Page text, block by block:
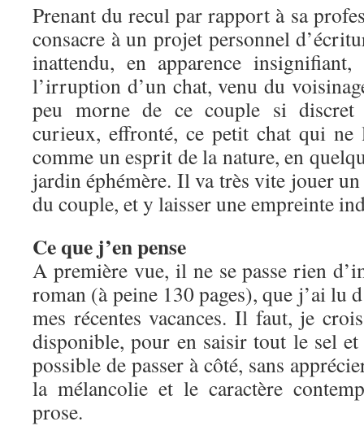
Prenant du recul par rapport à sa
consacre à un projet personnel
inattendu, en apparence
l’irruption d’un chat, venu du
peu morne de ce couple si discret
curieux, effronté, ce petit chat qui ne
comme un esprit de la nature, en
jardin éphémère. Il va très vite jouer
du couple, et y laisser une empreinte
Ce que j’en pense
A première vue, il ne se passe rien
roman (à peine 130 pages), que j’ai lu
mes récentes vacances. Il faut, je
disponible, pour en saisir tout le sel
possible de passer à côté, sans
la mélancolie et le caractère
prose.